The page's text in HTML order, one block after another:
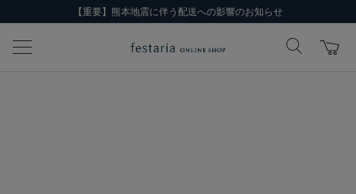
【重要】熊本地震に伴う配送への影響のお知らせ